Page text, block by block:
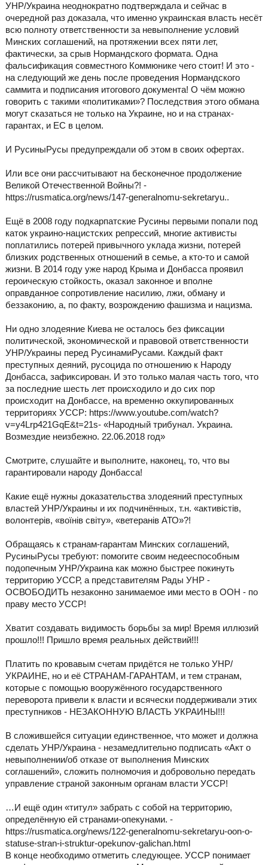
УНР/Украина неоднократно подтверждала и сейчас в
очередной раз доказала, что именно украинская власть несёт
всю полноту ответственности за невыполнение условий
Минских соглашений, на протяжении всех пяти лет,
фактически, за срыв Нормандского формата. Одна
фальсификация совместного Коммюнике чего стоит! И это -
на следующий же день после проведения Нормандского
саммита и подписания итогового документа! О чём можно
говорить с такими «политиками»? Последствия этого обмана
могут сказаться не только на Украине, но и на странах-
гарантах, и ЕС в целом.
И РусиныРусы предупреждали об этом в своих офертах.
Или все они рассчитывают на бесконечное продолжение
Великой Отечественной Войны?! -
https://rusmatica.org/news/147-generalnomu-sekretaryu..
Ещё в 2008 году подкарпатские Русины первыми попали под
каток украино-нацистских репрессий, многие активисты
поплатились потерей привычного уклада жизни, потерей
близких родственных отношений в семье, а кто-то и самой
жизни. В 2014 году уже народ Крыма и Донбасса проявил
героическую стойкость, оказал законное и вполне
оправданное сопротивление насилию, лжи, обману и
беззаконию, а, по факту, возрождению фашизма и нацизма.
Ни одно злодеяние Киева не осталось без фиксации
политической, экономической и правовой ответственности
УНР/Украины перед РусинамиРусами. Каждый факт
преступных деяний, русоцида по отношению к Народу
Донбасса, зафиксирован. И это только малая часть того, что
за последние шесть лет происходило и до сих пор
происходит на Донбассе, на временно оккупированных
территориях УССР: https://www.youtube.com/watch?
v=y4Lrp421GqE&t=21s- «Народный трибунал. Украина.
Возмездие неизбежно. 22.06.2018 год»
Смотрите, слушайте и выполните, наконец, то, что вы
гарантировали народу Донбасса!
Какие ещё нужны доказательства злодеяний преступных
властей УНР/Украины и их подчинённых, т.н. «активістів,
волонтерів, «воїнів світу», «ветеранів АТО»?!
Обращаясь к странам-гарантам Минских соглашений,
РусиныРусы требуют: помогите своим недееспособным
подопечным УНР/Украина как можно быстрее покинуть
территорию УССР, а представителям Рады УНР -
ОСВОБОДИТЬ незаконно занимаемое ими место в ООН - по
праву место УССР!
Хватит создавать видимость борьбы за мир! Время иллюзий
прошло!!! Пришло время реальных действий!!!
Платить по кровавым счетам придётся не только УНР/
УКРАИНЕ, но и её СТРАНАМ-ГАРАНТАМ, и тем странам,
которые с помощью вооружённого государственного
переворота привели к власти и всячески поддерживали этих
преступников - НЕЗАКОННУЮ ВЛАСТЬ УКРАИНЫ!!!
В сложившейся ситуации единственное, что может и должна
сделать УНР/Украина - незамедлительно подписать «Акт о
невыполнении/об отказе от выполнения Минских
соглашений», сложить полномочия и добровольно передать
управление страной законным органам власти УССР!
…И ещё один «титул» забрать с собой на территорию,
определённую ей странами-опекунами. -
https://rusmatica.org/news/122-generalnomu-sekretaryu-oon-o-
statuse-stran-i-struktur-opekunov-galichan.html
В конце необходимо отметить следующее. УССР понимает